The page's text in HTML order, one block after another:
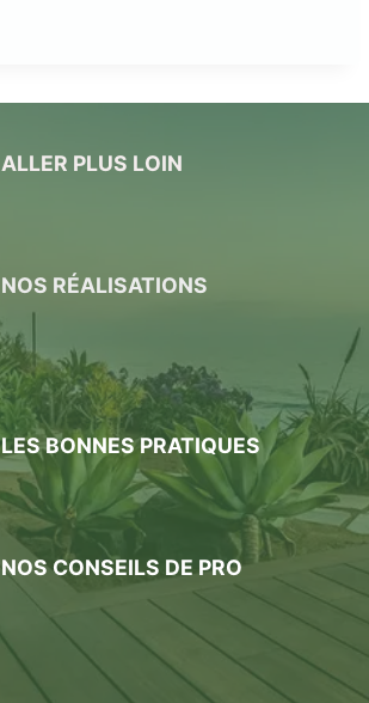
ALLER PLUS LOIN
NOS RÉALISATIONS
LES BONNES PRATIQUES
NOS CONSEILS DE PRO